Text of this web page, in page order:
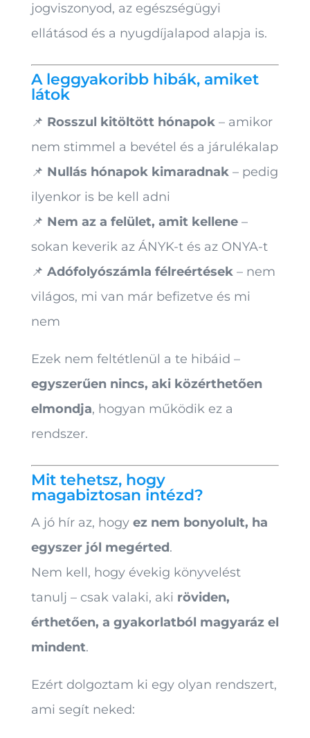
jogviszonyod, az egészségügyi
ellátásod és a nyugdíjalapod alapja is.
A leggyakoribb hibák, amiket
látok
📌 Rosszul kitöltött hónapok– amikor
nem stimmel a bevétel és a járulékalap
📌 Nullás hónapok kimaradnak– pedig
ilyenkor is be kell adni
📌 Nem az a felület, amit kellene–
sokan keverik az ÁNYK-t és az ONYA-t
📌 Adófolyószámla félreértések– nem
világos, mi van már befizetve és mi
nem
Ezek nem feltétlenül a te hibáid –
egyszerűen nincs, aki közérthetően
elmondja, hogyan működik ez a
rendszer.
Mit tehetsz, hogy
magabiztosan intézd?
A jó hír az, hogy ez nem bonyolult, ha
egyszer jól megérted.
Nem kell, hogy évekig könyvelést
tanulj – csak valaki, aki röviden,
érthetően, a gyakorlatból magyaráz el
mindent.
Ezért dolgoztam ki egy olyan rendszert,
ami segít neked: